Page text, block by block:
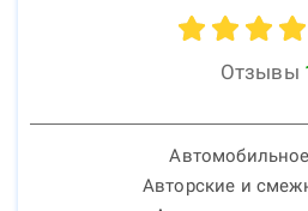
Отзывы
Авторские и